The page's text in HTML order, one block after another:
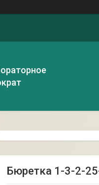
Бюретка 1-3-2-